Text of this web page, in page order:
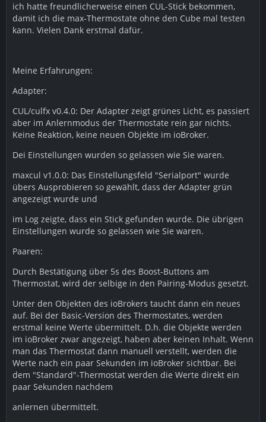
ich hatte freundlicherweise einen CUL-Stick bekommen,
damit ich die max-Thermostate ohne den Cube mal testen
kann. Vielen Dank erstmal dafür.
Meine Erfahrungen:
Adapter:
CUL/culfx v0.4.0: Der Adapter zeigt grünes Licht, es passiert
aber im Anlernmodus der Thermostate rein gar nichts.
Keine Reaktion, keine neuen Objekte im ioBroker.
Dei Einstellungen wurden so gelassen wie Sie waren.
maxcul v1.0.0: Das Einstellungsfeld "Serialport" wurde
übers Ausprobieren so gewählt, dass der Adapter grün
angezeigt wurde und
im Log zeigte, dass ein Stick gefunden wurde. Die übrigen
Einstellungen wurde so gelassen wie Sie waren.
Paaren:
Durch Bestätigung über 5s des Boost-Buttons am
Thermostat, wird der selbige in den Pairing-Modus gesetzt.
Unter den Objekten des ioBrokers taucht dann ein neues
auf. Bei der Basic-Version des Thermostates, werden
erstmal keine Werte übermittelt. D.h. die Objekte werden
im ioBroker zwar angezeigt, haben aber keinen Inhalt. Wenn
man das Thermostat dann manuell verstellt, werden die
Werte nach ein paar Sekunden im ioBroker sichtbar. Bei
dem "Standard"-Thermostat werden die Werte direkt ein
paar Sekunden nachdem
anlernen übermittelt.